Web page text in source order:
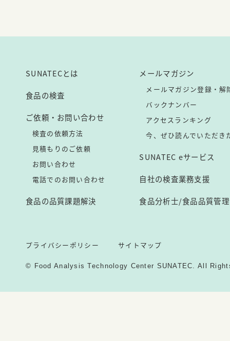
SUNATECとは
食品の検査
ご依頼・お問い合わせ
検査の依頼方法
見積もりのご依頼
お問い合わせ
電話でのお問い合わせ
食品の品質課題解決
メールマガジン
メールマガジン登録・解
バックナンバー
アクセスランキング
今、ぜひ読んでいただき
SUNATEC eサービス
自社の検査業務支援
食品分析士/食品品質管
プライバシーポリシー サイトマップ
© Food Analysis Technology Center SUNATEC. All